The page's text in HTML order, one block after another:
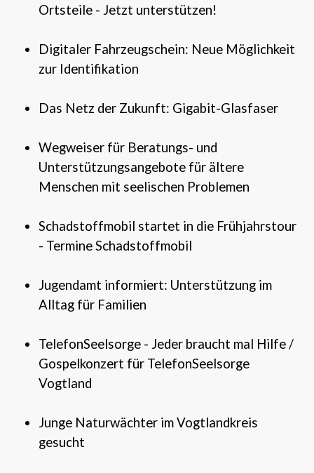
Ortsteile - Jetzt unterstützen!
Digitaler Fahrzeugschein: Neue Möglichkeit
zur Identifikation
Das Netz der Zukunft: Gigabit-Glasfaser
Wegweiser für Beratungs- und
Unterstützungsangebote für ältere
Menschen mit seelischen Problemen
Schadstoffmobil startet in die Frühjahrstour
- Termine Schadstoffmobil
Jugendamt informiert: Unterstützung im
Alltag für Familien
TelefonSeelsorge - Jeder braucht mal Hilfe/
Gospelkonzert für TelefonSeelsorge
Vogtland
Junge Naturwächter im Vogtlandkreis
gesucht